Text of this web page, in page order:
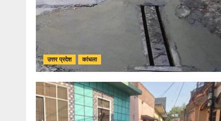
उत्तर प्रदेश कांधला